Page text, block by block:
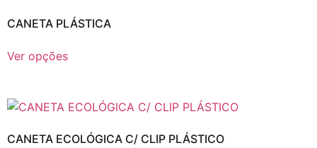
CANETA PLÁSTICA
Ver opções
CANETA ECOLÓGICA C/ CLIP PLÁSTICO